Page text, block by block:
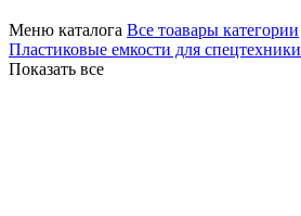
Меню каталога Все тоавары категории
Пластиковые емкости для спецтехники
Показать все